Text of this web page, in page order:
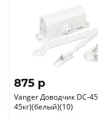
875 p
Vanger Доводчик DC-
45кг)(белый)(10)